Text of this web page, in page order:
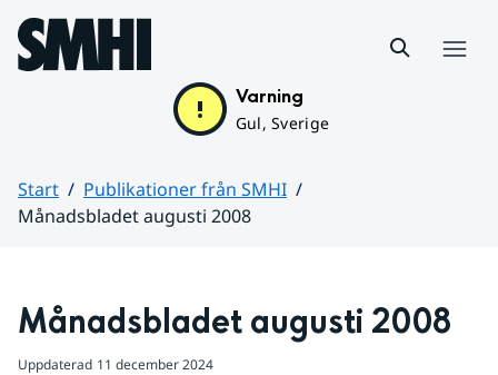
Hoppa till sidans innehåll
Varning
Gul, Sverige
Start
Publikationer från SMHI
Månadsbladet augusti 2008
Månadsbladet augusti 2008
Uppdaterad 11 december 2024